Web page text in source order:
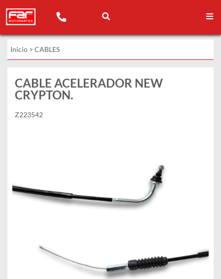
Inicio > CABLES
CABLE ACELERADOR NEW
CRYPTON.
Z223542